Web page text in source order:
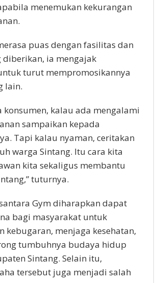
menemukan kekurangan
puas dengan fasilitas dan
diberikan, ia mengajak
turut mempromosikannya
lain.
konsumen, kalau ada mengalami
sampaikan kepada
Tapi kalau nyaman, ceritakan
warga Sintang. Itu cara kita
kita sekaligus membantu
tuturnya.
Gym diharapkan dapat
bagi masyarakat untuk
kebugaran, menjaga kesehatan,
tumbuhnya budaya hidup
Sintang. Selain itu,
tersebut juga menjadi salah